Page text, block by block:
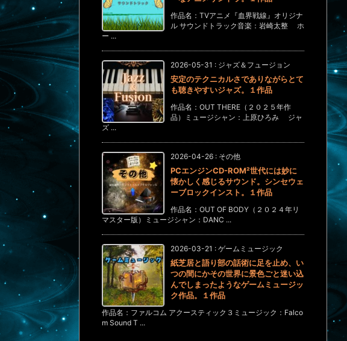
作品名：TVアニメ『血界戦線』オリジナ
ル サウンドトラック音楽：岩崎太整 ホ
ー ...
2026-05-31 : ジャズ＆フュージョン
安定のテクニカルさでありながらとて
も聴きやすいジャズ。１作品
作品名：OUT THERE（２０２５年作
品）ミュージシャン：上原ひろみ ジャ
ズ ...
2026-04-26 : その他
PCエンジンCD-ROM²世代には妙に
懐かしく感じるサウンド。シンセウェ
ーブロックインスト。１作品
作品名：OUT OF BODY（２０２４年リ
マスター版）ミュージシャン：DANC ...
2026-03-21 : ゲームミュージック
紙芝居と語り部の話術に足を止め、い
つの間にかその世界に景色ごと迷い込
んでしまったようなゲームミュージッ
ク作品。１作品
作品名：ファルコム アクースティック３ミュージック：Falco
m Sound T ...